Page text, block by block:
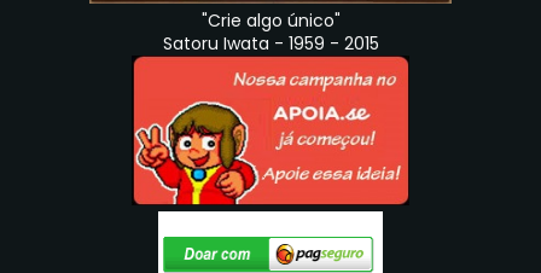
"Crie algo único"
Satoru Iwata - 1959 - 2015